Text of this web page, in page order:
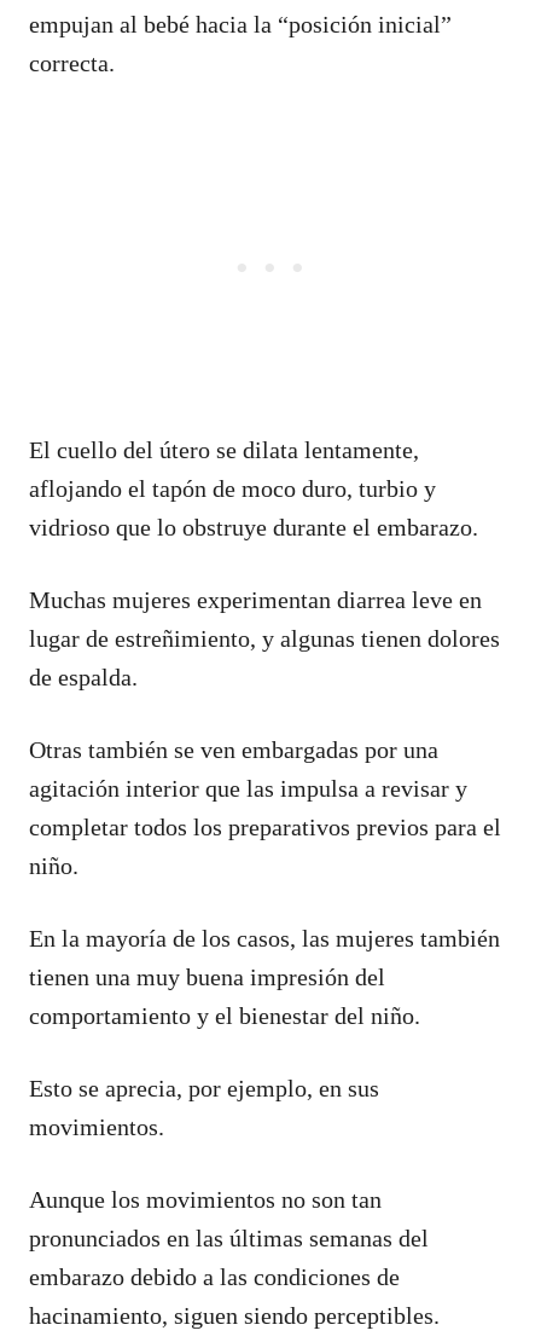
empujan al bebé hacia la “posición inicial”
correcta.
El cuello del útero se dilata lentamente,
aflojando el tapón de moco duro, turbio y
vidrioso que lo obstruye durante el embarazo.
Muchas mujeres experimentan diarrea leve en
lugar de estreñimiento, y algunas tienen dolores
de espalda.
Otras también se ven embargadas por una
agitación interior que las impulsa a revisar y
completar todos los preparativos previos para el
niño.
En la mayoría de los casos, las mujeres también
tienen una muy buena impresión del
comportamiento y el bienestar del niño.
Esto se aprecia, por ejemplo, en sus
movimientos.
Aunque los movimientos no son tan
pronunciados en las últimas semanas del
embarazo debido a las condiciones de
hacinamiento, siguen siendo perceptibles.